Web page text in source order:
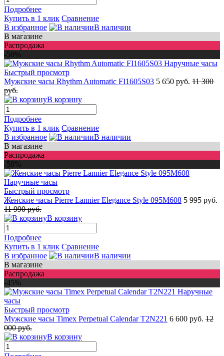
Подробнее
Купить в 1 клик Сравнение
В избранное
В наличии
В магазине
Распродажа
-50%
Быстрый просмотр
Мужские часы Rhythm Automatic FI1605S03 5 650 руб. 11 300
руб.
В корзину
Подробнее
Купить в 1 клик Сравнение
В избранное
В наличии
В магазине
Распродажа
-50%
Быстрый просмотр
Женские часы Pierre Lannier Elegance Style 095M608 5 995 руб.
11 990 руб.
В корзину
Подробнее
Купить в 1 клик Сравнение
В избранное
В наличии
В магазине
Распродажа
-45%
Быстрый просмотр
Мужские часы Timex Perpetual Calendar T2N221 6 600 руб. 12
000 руб.
В корзину